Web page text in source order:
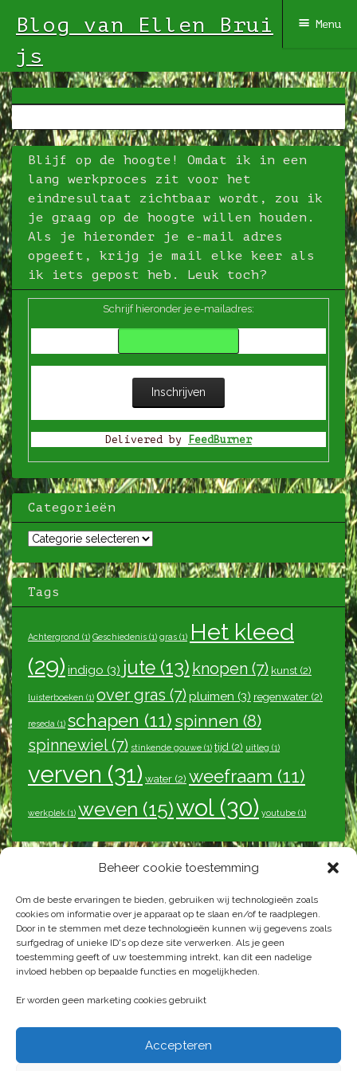
Beheer cookie toestemming
Om de beste ervaringen te bieden, gebruiken wij technologieën zoals
cookies om informatie over je apparaat op te slaan en/of te raadplegen.
Door in te stemmen met deze technologieën kunnen wij gegevens zoals
surfgedrag of unieke ID's op deze site verwerken. Als je geen
toestemming geeft of uw toestemming intrekt, kan dit een nadelige
invloed hebben op bepaalde functies en mogelijkheden.
Er worden geen marketing cookies gebruikt
Accepteren
Blog van Ellen Brui
js
Menu
Spring
naar
inhoud
Blijf op de hoogte! Omdat ik in een
lang werkproces zit voor het
eindresultaat zichtbaar wordt, zou ik
je graag op de hoogte willen houden.
Als je hieronder je e-mail adres
opgeeft, krijg je mail elke keer als
ik iets gepost heb. Leuk toch?
Schrijf hieronder je e-mailadres:
Delivered by FeedBurner
Categorieën
Categorieën
Tags
Achtergrond (1) Geschiedenis (1) gras (1) Het kleed
(29) indigo (3) jute (13) knopen (7) kunst (2)
luisterboeken (1) over gras (7) pluimen (3) regenwater (2)
reseda (1) schapen (11) spinnen (8)
spinnewiel(7) stinkende gouwe (1) tijd (2) uitleg (1)
verven (31) water (2) weefraam (11)
werkplek (1) weven (15)wol (30) youtube (1)
Laatste berichten
Langzaam gekkenwerk 24 augustus 2025
Juni 2025, stand van zaken 3 juni 2025
Tweede helft van het kleed op zes april 11 april 2023
Drempel tweede helft 29 maart 2023
Blog van Ellen Bruijs